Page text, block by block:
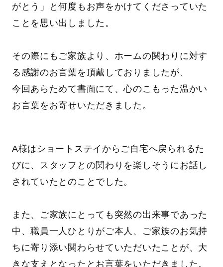
がとう」と何度もお声をかけてくださっていた
ことを思い出しました。
その際にもご家族より、ホームの関わりに対す
る感謝のお言葉を頂戴しておりましたが、
今回あらためて書面にて、心のこもった温かい
お言葉をお寄せいただきました。
A様はショートステイからご自宅へ戻られるた
びに、スタッフとの関わりを楽しそうにお話し
されていたとのことでした。
また、ご家族にとっても突然の出来事であった
中、職員一人ひとりがご本人、ご家族のお気持
ちに寄り添い関わらせていただいたことが、大
きな支えとなったとお言葉をいただきました。